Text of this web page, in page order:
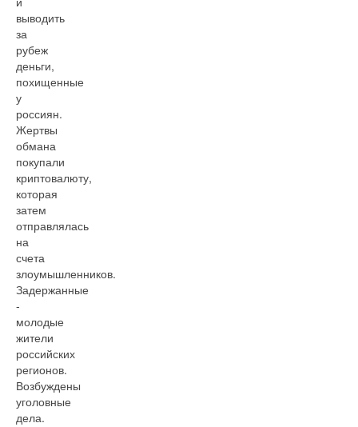
выводить
за
рубеж
деньги,
похищенные
у
россиян.
Жертвы
обмана
покупали
криптовалюту,
которая
затем
отправлялась
на
счета
злоумышленников.
Задержанные
-
молодые
жители
российских
регионов.
Возбуждены
уголовные
дела.